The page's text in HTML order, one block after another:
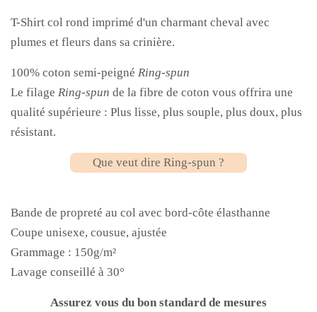
T-Shirt col rond imprimé d'un charmant cheval avec
plumes et fleurs dans sa crinière.
100% coton semi-peigné Ring-spun
Le filage Ring-spun de la fibre de coton vous offrira une
qualité supérieure : Plus lisse, plus souple, plus doux, plus
résistant.
Que veut dire Ring-spun ?
Bande de propreté au col avec bord-côte élasthanne
Coupe unisexe, cousue, ajustée
Grammage : 150g/m²
Lavage conseillé à 30°
Assurez vous du bon standard de mesures